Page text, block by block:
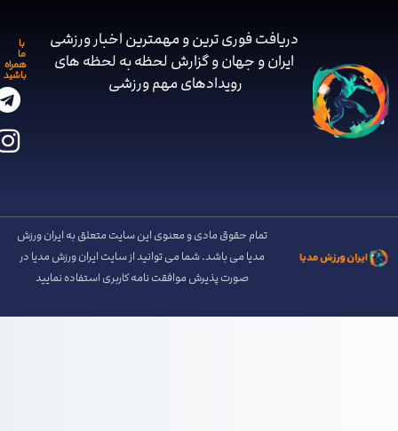
دریافت فوری ترین و مهمترین اخبار ورزشی
ایران و جهان و گزارش لحظه به لحظه های
رویدادهای مهم ‌ورزشی
همراه
باشید
تمام حقوق مادی و معنوی این سایت متعلق به ایران ورزش
مدیا می باشد. شما می توانید از سایت ایران ورزش مدیا در
صورت پذیرش موافقت نامه کاربری استفاده نمایید